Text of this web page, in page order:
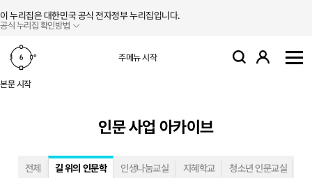
이 누리집은 대한민국 공식 전자정부 누리집입니다.
공식 누리집 확인방법
주메뉴 시작 검색 로그인
본문 시작
인문 사업 아카이브
전체 길 위의 인문학 인생나눔교실 지혜학교 청소년 인문교실